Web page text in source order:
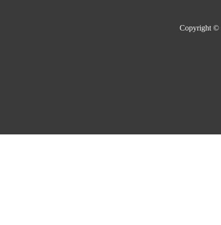
Copyright ©